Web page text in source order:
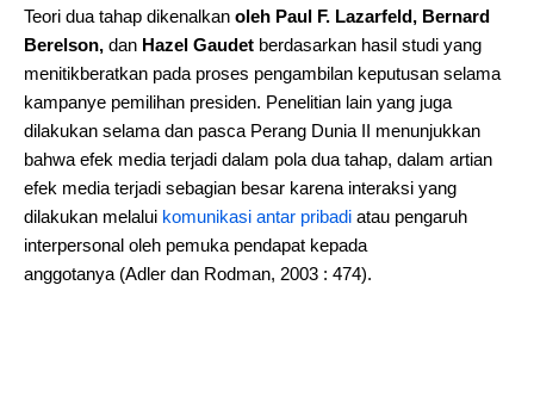
Teori dua tahap dikenalkan oleh Paul F. Lazarfeld, Bernard
Berelson, dan Hazel Gaudet berdasarkan hasil studi yang
menitikberatkan pada proses pengambilan keputusan selama
kampanye pemilihan presiden. Penelitian lain yang juga
dilakukan selama dan pasca Perang Dunia II menunjukkan
bahwa efek media terjadi dalam pola dua tahap, dalam artian
efek media terjadi sebagian besar karena interaksi yang
dilakukan melalui komunikasi antar pribadi atau pengaruh
interpersonal oleh pemuka pendapat kepada
anggotanya (Adler dan Rodman, 2003 : 474).